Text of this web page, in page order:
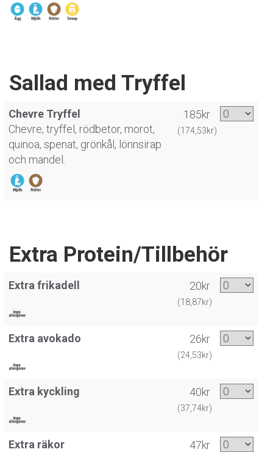
Sallad med Tryffel
Chevre Tryffel
Chevre, tryffel, rödbetor, morot,
quinoa, spenat, grönkål, lönnsirap
och mandel.
185kr
(174,53kr)
Extra Protein/Tillbehör
Extra frikadell 20kr
(18,87kr)
Extra avokado 26kr
(24,53kr)
Extra kyckling 40kr
(37,74kr)
Extra räkor 47kr